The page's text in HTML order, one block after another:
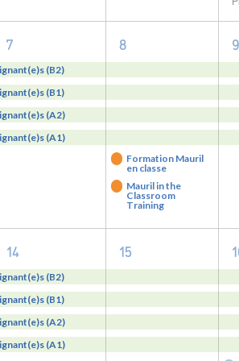
(B2)
(B1)
(A2)
(A1)
4
evenements,
7
6
evenements,
8
Formation Mauril
en classe
Mauril in the
Classroom
Training
4
9
(B2)
(B1)
(A2)
(A1)
4
evenements,
14
4
evenements,
15